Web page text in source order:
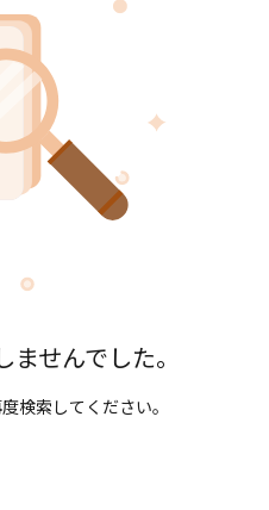
せんでした。
検索してください。